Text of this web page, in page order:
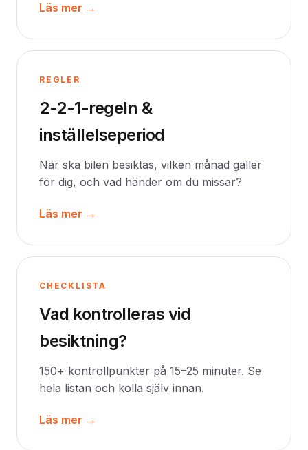
Läs mer →
REGLER
2-2-1-regeln &
inställelseperiod
När ska bilen besiktas, vilken månad gäller
för dig, och vad händer om du missar?
Läs mer →
CHECKLISTA
Vad kontrolleras vid
besiktning?
150+ kontrollpunkter på 15–25 minuter. Se
hela listan och kolla själv innan.
Läs mer →